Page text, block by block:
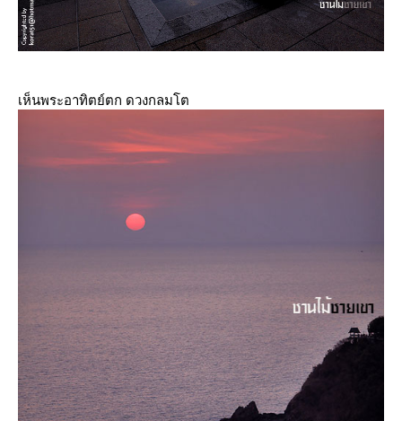
เห็นพระอาทิตย์ตก ดวงกลมโต